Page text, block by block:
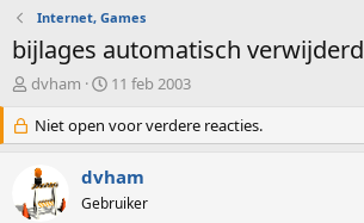
Internet, Games
bijlages automatisch verwijderd
O
d
e
r
w
e
dvham
S
a
r
d
a
11 feb 2003
Niet open voor verdere reacties.
dvham
Gebruiker